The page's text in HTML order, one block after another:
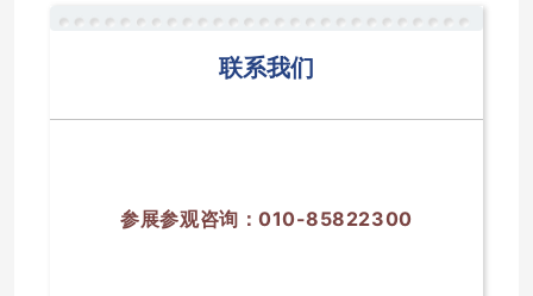
联系我们
参展参观咨询：010-85822300